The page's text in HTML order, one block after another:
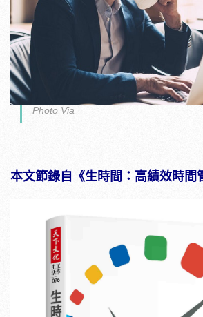
Photo Via
本文節錄自《生時間：高績效時間